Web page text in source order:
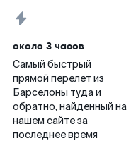
около 3 часов
Самый быстрый
прямой перелет из
Барселоны туда и
обратно, найденный на
нашем сайте за
последнее время